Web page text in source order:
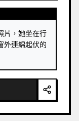
片，她坐在行
外連綿起伏的